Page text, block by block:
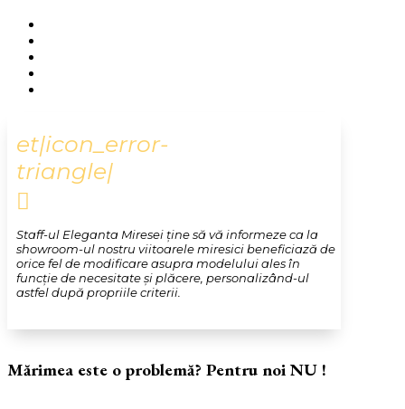
et|icon_error-
triangle|

Staff-ul Eleganta Miresei ține să vă informeze ca la
showroom-ul nostru viitoarele miresici beneficiază de
orice fel de modificare asupra modelului ales în
funcție de necesitate și plăcere, personalizând-ul
astfel după propriile criterii.
Mărimea este o problemă? Pentru noi NU !